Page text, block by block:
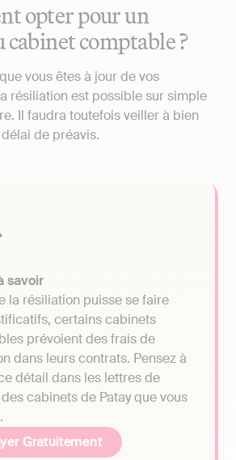
opter pour un
cabinet comptable ?
vous êtes à jour de vos
résiliation est possible sur simple
Il faudra toutefois veiller à bien
de préavis.
savoir
la résiliation puisse se faire
certains cabinets
prévoient des frais de
dans leurs contrats. Pensez à
détail dans les lettres de
cabinets de Patay que vous
Gratuitement